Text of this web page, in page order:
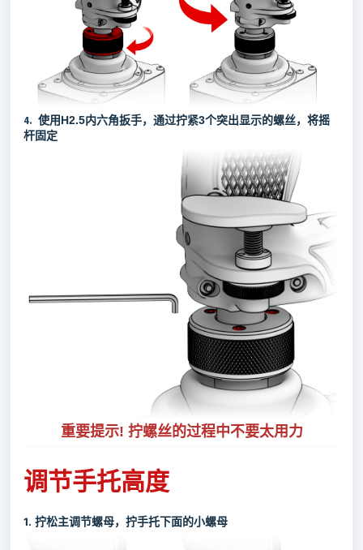
4. 使用H2.5内六角扳手，通过拧紧3个突出显示的螺丝，将摇
杆固定
重要提示! 拧螺丝的过程中不要太用力
调节手托高度
1. 拧松主调节螺母，拧手托下面的小螺母